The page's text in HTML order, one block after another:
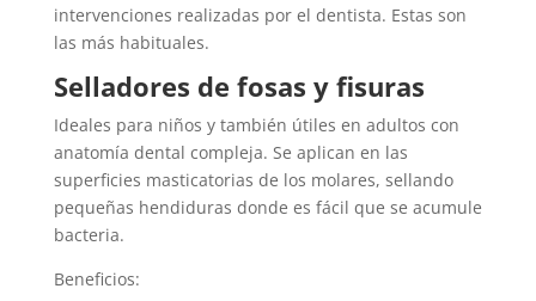
intervenciones realizadas por el dentista. Estas son
las más habituales.
Selladores de fosas y fisuras
Ideales para niños y también útiles en adultos con
anatomía dental compleja. Se aplican en las
superficies masticatorias de los molares, sellando
pequeñas hendiduras donde es fácil que se acumule
bacteria.
Beneficios: